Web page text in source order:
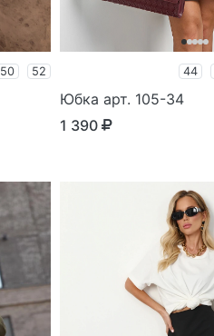
50 52 44
Юбка арт. 105-34
1 390